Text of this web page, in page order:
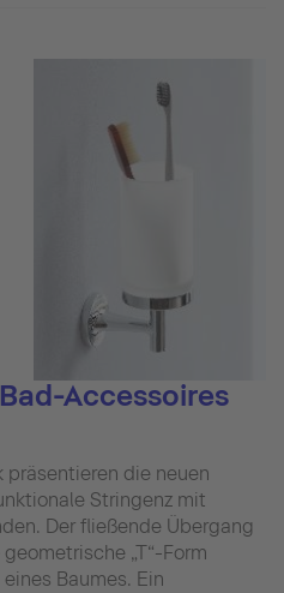
Accessoires
präsentieren die neuen
Stringenz mit
Der fließende Übergang
„T“-Form
Baumes. Ein